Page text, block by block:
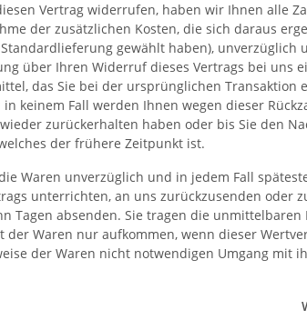
Vertrag widerrufen, haben wir Ihnen alle
der zusätzlichen Kosten, die sich daraus
gewählt haben), unverzüglich
über Ihren Widerruf dieses Vertrags bei uns
das Sie bei der ursprünglichen Transaktion
keinem Fall werden Ihnen wegen dieser
zurückerhalten haben oder bis Sie den
der frühere Zeitpunkt ist.
Waren unverzüglich und in jedem Fall
unterrichten, an uns zurückzusenden oder
Tagen absenden. Sie tragen die
der Waren nur aufkommen, wenn dieser
der Waren nicht notwendigen Umgang mit